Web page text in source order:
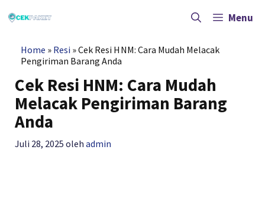
ke
Menu
Home » Resi »Cek Resi HNM: Cara Mudah Melacak
Pengiriman Barang Anda
Cek Resi HNM: Cara Mudah
Melacak Pengiriman Barang
Anda
Juli 28, 2025 olehadmin